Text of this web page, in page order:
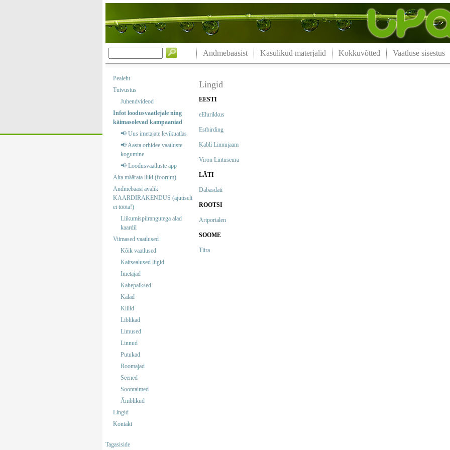
Andmebaasist Kasulikud materjalid Kokkuvõtted Vaatluse sisestus
Pealeht
Tutvustus
Juhendvideod
Infot loodusvaatlejale ning
käimasolevad kampaaniad
📢 Uus imetajate levikuatlas
📢 Aasta orhidee vaatluste
kogumine
📢 Loodusvaatluste äpp
Aita määrata liiki (foorum)
Andmebaasi avalik
KAARDIRAKENDUS (ajutiselt
ei tööta!)
Liikumispiirangutega alad
kaardil
Viimased vaatlused
Kõik vaatlused
Kaitsealused liigid
Imetajad
Kahepaiksed
Kalad
Kiilid
Liblikad
Limused
Linnud
Putukad
Roomajad
Seened
Soontaimed
Ämblikud
Lingid
Kontakt
Tagasiside
Lingid
EESTI
eElurikkus
Estbirding
Kabli Linnujaam
Viron Lintuseura
LÄTI
Dabasdati
ROOTSI
Artportalen
SOOME
Tiira